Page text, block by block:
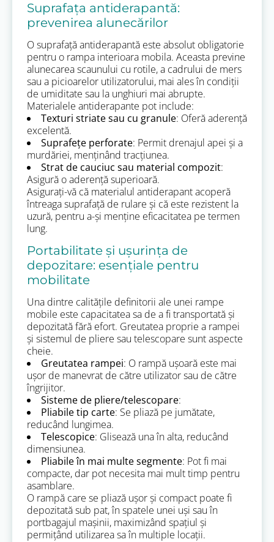
Suprafața antiderapantă:
prevenirea alunecărilor
O suprafață antiderapantă este absolut obligatorie
pentru o rampa interioara mobila. Aceasta previne
alunecarea scaunului cu rotile, a cadrului de mers
sau a picioarelor utilizatorului, mai ales în condiții
de umiditate sau la unghiuri mai abrupte.
Materialele antiderapante pot include:
Texturi striate sau cu granule: Oferă aderență
excelentă.
Suprafețe perforate: Permit drenajul apei și a
murdăriei, menținând tracțiunea.
Strat de cauciuc sau material compozit:
Asigură o aderență superioară.
Asigurați-vă că materialul antiderapant acoperă
întreaga suprafață de rulare și că este rezistent la
uzură, pentru a-și menține eficacitatea pe termen
lung.
Portabilitate și ușurința de
depozitare: esențiale pentru
mobilitate
Una dintre calitățile definitorii ale unei rampe
mobile este capacitatea sa de a fi transportată și
depozitată fără efort. Greutatea proprie a rampei
și sistemul de pliere sau telescopare sunt aspecte
cheie.
Greutatea rampei: O rampă ușoară este mai
ușor de manevrat de către utilizator sau de către
îngrijitor.
Sisteme de pliere/telescopare:
Pliabile tip carte: Se pliază pe jumătate,
reducând lungimea.
Telescopice: Glisează una în alta, reducând
dimensiunea.
Pliabile în mai multe segmente: Pot fi mai
compacte, dar pot necesita mai mult timp pentru
asamblare.
O rampă care se pliază ușor și compact poate fi
depozitată sub pat, în spatele unei uși sau în
portbagajul mașinii, maximizând spațiul și
permițând utilizarea sa în multiple locații.